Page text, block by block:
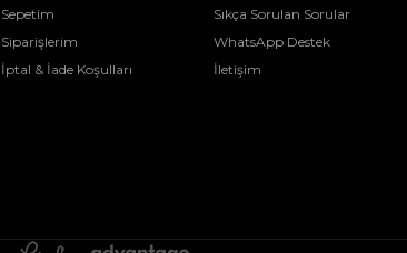
Sepetim
Siparişlerim
İptal & İade Koşulları
Sıkça Sorulan Sorular
WhatsApp Destek
İletişim